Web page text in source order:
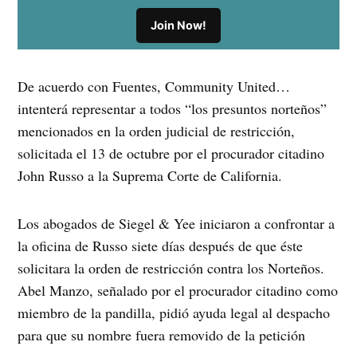
Join Now!
De acuerdo con Fuentes, Community United…
intenterá representar a todos “los presuntos norteños”
mencionados en la orden judicial de restricción,
solicitada el 13 de octubre por el procurador citadino
John Russo a la Suprema Corte de California.
Los abogados de Siegel & Yee iniciaron a confrontar a
la oficina de Russo siete días después de que éste
solicitara la orden de restricción contra los Norteños.
Abel Manzo, señalado por el procurador citadino como
miembro de la pandilla, pidió ayuda legal al despacho
para que su nombre fuera removido de la petición